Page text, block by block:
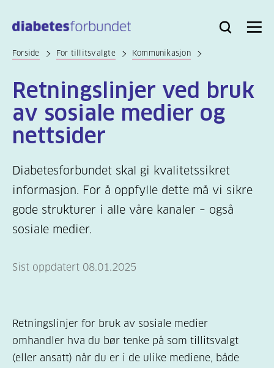
hovedinnhold
Bli
Logg
Søk Meny
Forside For tillitsvalgte Kommunikasjon
Retningslinjer ved bruk
av sosiale medier og
nettsider
Diabetesforbundet skal gi kvalitetssikret
informasjon. For å oppfylle dette må vi sikre
gode strukturer i alle våre kanaler – også
sosiale medier.
Sist oppdatert 08.01.2025
Retningslinjer for bruk av sosiale medier
omhandler hva du bør tenke på som tillitsvalgt
(eller ansatt) når du er i de ulike mediene, både